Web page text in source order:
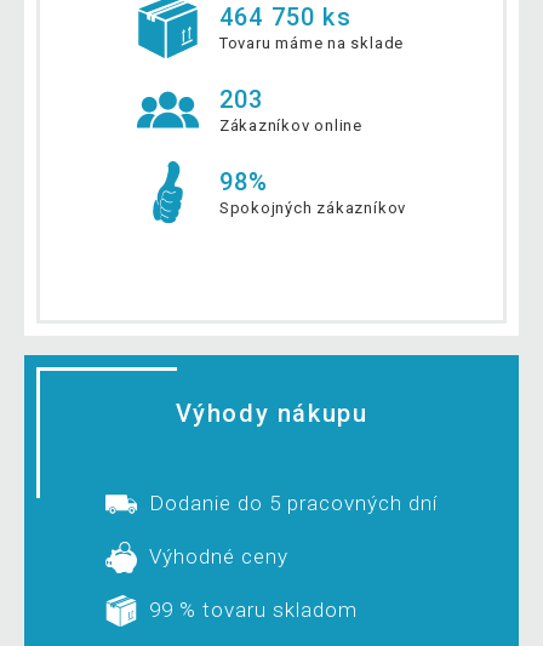
464 750 ks
Tovaru máme na sklade
203
Zákazníkov online
98%
Spokojných zákazníkov
Výhody nákupu
Dodanie do 5 pracovných dní
Výhodné ceny
99 % tovaru skladom